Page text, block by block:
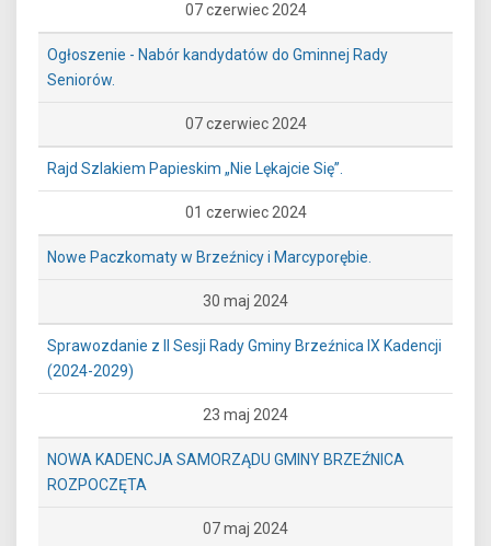
07 czerwiec 2024
Ogłoszenie - Nabór kandydatów do Gminnej Rady
Seniorów.
07 czerwiec 2024
Rajd Szlakiem Papieskim „Nie Lękajcie Się”.
01 czerwiec 2024
Nowe Paczkomaty w Brzeźnicy i Marcyporębie.
30 maj 2024
Sprawozdanie z II Sesji Rady Gminy Brzeźnica IX Kadencji
(2024-2029)
23 maj 2024
NOWA KADENCJA SAMORZĄDU GMINY BRZEŹNICA
ROZPOCZĘTA
07 maj 2024